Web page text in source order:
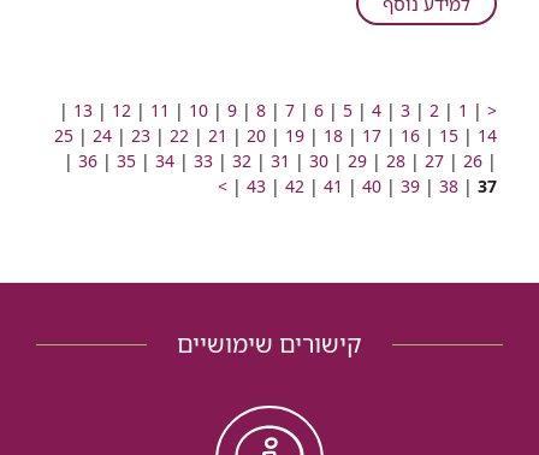
ברמב"ם
רופאים
השתלמות
של
כמה
ימים
<מעבר
לעמוד
קודם
| מעבר
לעמוד
מספר
1
| מעבר
לעמוד
מספר
2
| מעבר
לעמוד
מספר
3
| מעבר
לעמוד
מספר
4
| מעבר
לעמוד
מספר
5
| מעבר
לעמוד
מספר
6
| מעבר
לעמוד
מספר
7
| מעבר
לעמוד
מספר
8
| מעבר
לעמוד
מספר
9
| מעבר
לעמוד
מספר
10
| מעבר
לעמוד
מספר
11
| מעבר
לעמוד
מספר
12
| מעבר
לעמוד
מספר
13
|
לעמוד
14
| מעבר
לעמוד
מספר
15
| מעבר
לעמוד
מספר
16
| מעבר
לעמוד
מספר
17
| מעבר
לעמוד
מספר
18
| מעבר
לעמוד
מספר
19
| מעבר
לעמוד
מספר
20
| מעבר
לעמוד
מספר
21
| מעבר
לעמוד
22
| מעבר
לעמוד
23
| מעבר
לעמוד
24
| מעבר
לעמוד
25
| מעבר
לעמוד
26
| מעבר
לעמוד
27
| מעבר
לעמוד
28
| מעבר
לעמוד
29
| מעבר
לעמוד
30
| מעבר
לעמוד
31
| מעבר
לעמוד
32
| מעבר
33
| מעבר
34
| מעבר
35
| מעבר
36
|
37
| מעבר
38
| מעבר
39
| מעבר
40
| מעבר
41
| מעבר
42
| מעבר
43
|
>מעבר
קישורים שימושיים